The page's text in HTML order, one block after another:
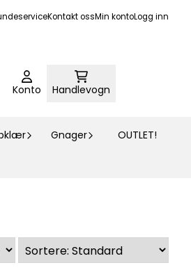
Kontakt ossMin kontoLogg inn
Konto Handlevogn
Gnager
OUTLET!